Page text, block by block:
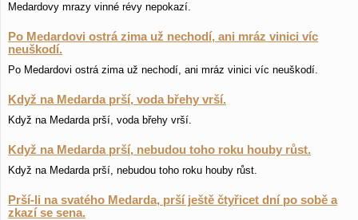
Medardovy mrazy vinné révy nepokazí.
Po Medardovi ostrá zima už nechodí, ani mráz vinici víc
neuškodí.
Po Medardovi ostrá zima už nechodí, ani mráz vinici víc neuškodí.
Když na Medarda prší, voda břehy vrší.
Když na Medarda prší, voda břehy vrší.
Když na Medarda prší, nebudou toho roku houby růst.
Když na Medarda prší, nebudou toho roku houby růst.
Prší-li na svatého Medarda, prší ještě čtyřicet dní po sobě a
zkazí se sena.